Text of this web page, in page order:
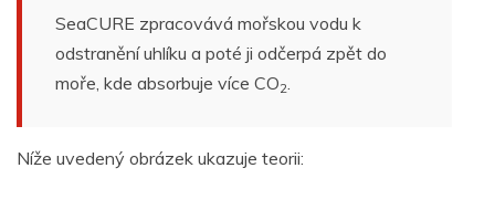
SeaCURE zpracovává mořskou vodu k
odstranění uhlíku a poté ji odčerpá zpět do
moře, kde absorbuje více CO2
Níže uvedený obrázek ukazuje teorii: